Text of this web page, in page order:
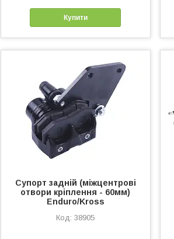
Купити
Супорт задній (міжцентрові
отвори кріплення - 60мм)
Enduro/Kross
38905